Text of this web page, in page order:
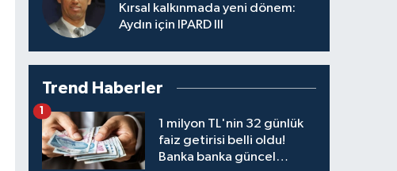
Kırsal kalkınmada yeni dönem:
Aydın için IPARD III
Trend Haberler
1 milyon TL'nin 32 günlük
faiz getirisi belli oldu!
Banka banka güncel
1